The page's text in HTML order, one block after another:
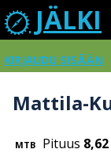
JÄLKI
KIRJAUDU SISÄÄN
Mattila-
MTB Pituus